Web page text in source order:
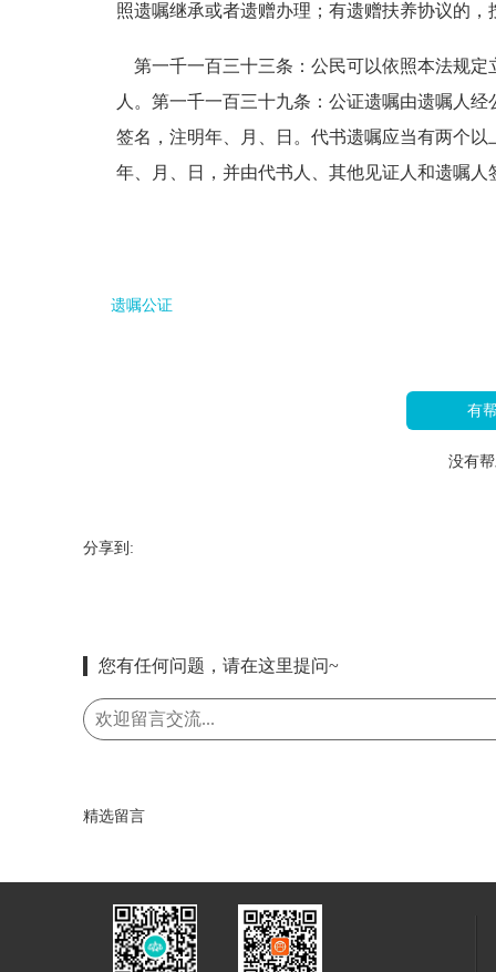
照遗嘱继承或者遗赠办理；有遗赠扶养协议的，
第一千一百三十三条：公民可以依照本法规定
人。第一千一百三十九条：公证遗嘱由遗嘱人
签名，注明年、月、日。代书遗嘱应当有两个
年、月、日，并由代书人、其他见证人和遗嘱人
遗嘱公证
有
没有
分享到:
您有任何问题，请在这里提问~
精选留言